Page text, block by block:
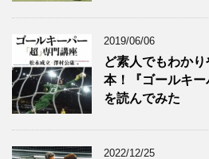
2019/06/06
ど素人でもわか
本！『ゴールキー
を読んでみた
2022/12/25